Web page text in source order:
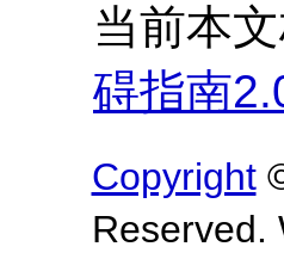
当前本
碍指南
Copyright
Reserved.